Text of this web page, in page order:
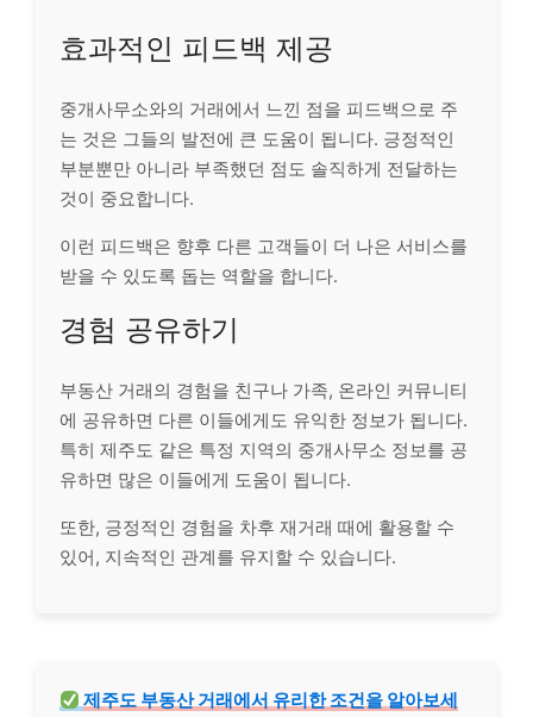
효과적인 피드백 제공
중개사무소와의 거래에서 느낀 점을 피드백으로 주
는 것은 그들의 발전에 큰 도움이 됩니다. 긍정적인
부분뿐만 아니라 부족했던 점도 솔직하게 전달하는
것이 중요합니다.
이런 피드백은 향후 다른 고객들이 더 나은 서비스를
받을 수 있도록 돕는 역할을 합니다.
경험 공유하기
부동산 거래의 경험을 친구나 가족, 온라인 커뮤니티
에 공유하면 다른 이들에게도 유익한 정보가 됩니다.
특히 제주도 같은 특정 지역의 중개사무소 정보를 공
유하면 많은 이들에게 도움이 됩니다.
또한, 긍정적인 경험을 차후 재거래 때에 활용할 수
있어, 지속적인 관계를 유지할 수 있습니다.
제주도 부동산 거래에서 유리한 조건을 알아보세